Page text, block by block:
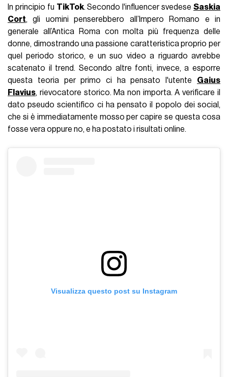
In principio fu TikTok. Secondo l'influencer svedese Saskia
Cort, gli uomini penserebbero all’Impero Romano e in
generale all’Antica Roma con molta più frequenza delle
donne, dimostrando una passione caratteristica proprio per
quel periodo storico, e un suo video a riguardo avrebbe
scatenato il trend. Secondo altre fonti, invece, a esporre
questa teoria per primo ci ha pensato l'utente Gaius
Flavius, rievocatore storico. Ma non importa. A verificare il
dato pseudo scientifico ci ha pensato il popolo dei social,
che si è immediatamente mosso per capire se questa cosa
fosse vera oppure no, e ha postato i risultati online.
Visualizza questo post su Instagram